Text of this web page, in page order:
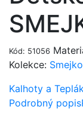
Kód: 51056
Kolekce:
Kalhoty a
Podrobný popis